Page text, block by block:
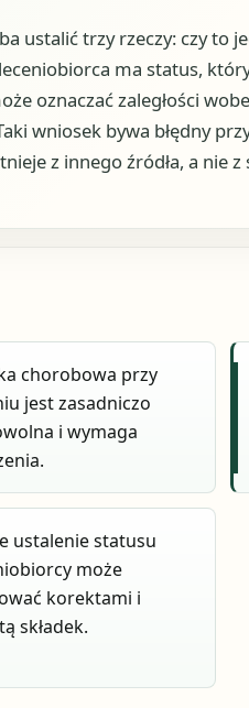
ustalić trzy rzeczy: czy to
ma status,
oznaczać zaległości
wniosek bywa błędny
z innego źródła, a nie z
chorobowa przy
jest zasadniczo
i wymaga
ustalenie statusu
może
korektami i
składek.